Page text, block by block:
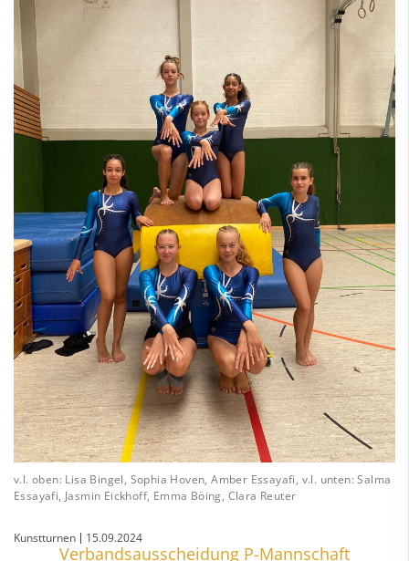
v.l. oben: Lisa Bingel, Sophia Hoven, Amber Essayafi, v.l. unten: Salma
Essayafi, Jasmin Eickhoff, Emma Böing, Clara Reuter
Kunstturnen 15.09.2024
Verbandsausscheidung P-Mannschaft